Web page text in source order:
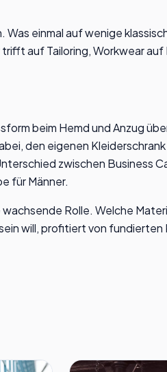
einmal auf wenige
auf Tailoring, Workwear
beim Hemd und Anzug
den eigenen
zwischen Business
für Männer.
Rolle. Welche
will, profitiert von